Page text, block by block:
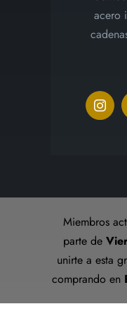
acero
Miembros
parte de
unirte a esta
comprando en